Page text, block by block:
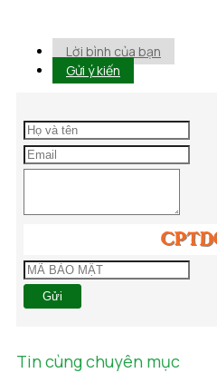
Lời bình của bạn
Gửi ý kiến
Gửi
Tin cùng chuyên mục